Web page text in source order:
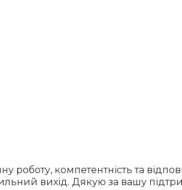
роботу, компетентність та
вихід. Дякую за вашу